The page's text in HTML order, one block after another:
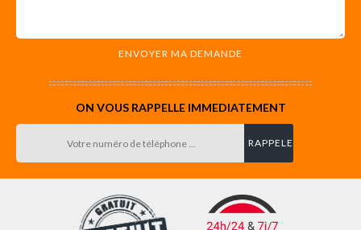
ON VOUS RAPPELLE IMMEDIATEMENT